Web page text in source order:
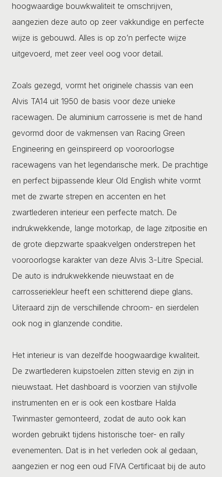
hoogwaardige bouwkwaliteit te omschrijven,
aangezien deze auto op zeer vakkundige en perfecte
wijze is gebouwd. Alles is op zo’n perfecte wijze
uitgevoerd, met zeer veel oog voor detail.
Zoals gezegd, vormt het originele chassis van een
Alvis TA14 uit 1950 de basis voor deze unieke
racewagen. De aluminium carrosserie is met de hand
gevormd door de vakmensen van Racing Green
Engineering en geïnspireerd op vooroorlogse
racewagens van het legendarische merk. De prachtige
en perfect bijpassende kleur Old English white vormt
met de zwarte strepen en accenten en het
zwartlederen interieur een perfecte match. De
indrukwekkende, lange motorkap, de lage zitpositie en
de grote diepzwarte spaakvelgen onderstrepen het
vooroorlogse karakter van deze Alvis 3-Litre Special.
De auto is indrukwekkende nieuwstaat en de
carrosseriekleur heeft een schitterend diepe glans.
Uiteraard zijn de verschillende chroom- en sierdelen
ook nog in glanzende conditie.
Het interieur is van dezelfde hoogwaardige kwaliteit.
De zwartlederen kuipstoelen zitten stevig en zijn in
nieuwstaat. Het dashboard is voorzien van stijlvolle
instrumenten en er is ook een kostbare Halda
Twinmaster gemonteerd, zodat de auto ook kan
worden gebruikt tijdens historische toer- en rally
evenementen. Dat is in het verleden ook al gedaan,
aangezien er nog een oud FIVA Certificaat bij de auto